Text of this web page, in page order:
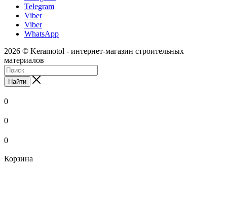
Telegram
Viber
Viber
WhatsApp
2026 © Keramotol - интернет-магазин строительных
материалов
Найти
0
0
0
Корзина